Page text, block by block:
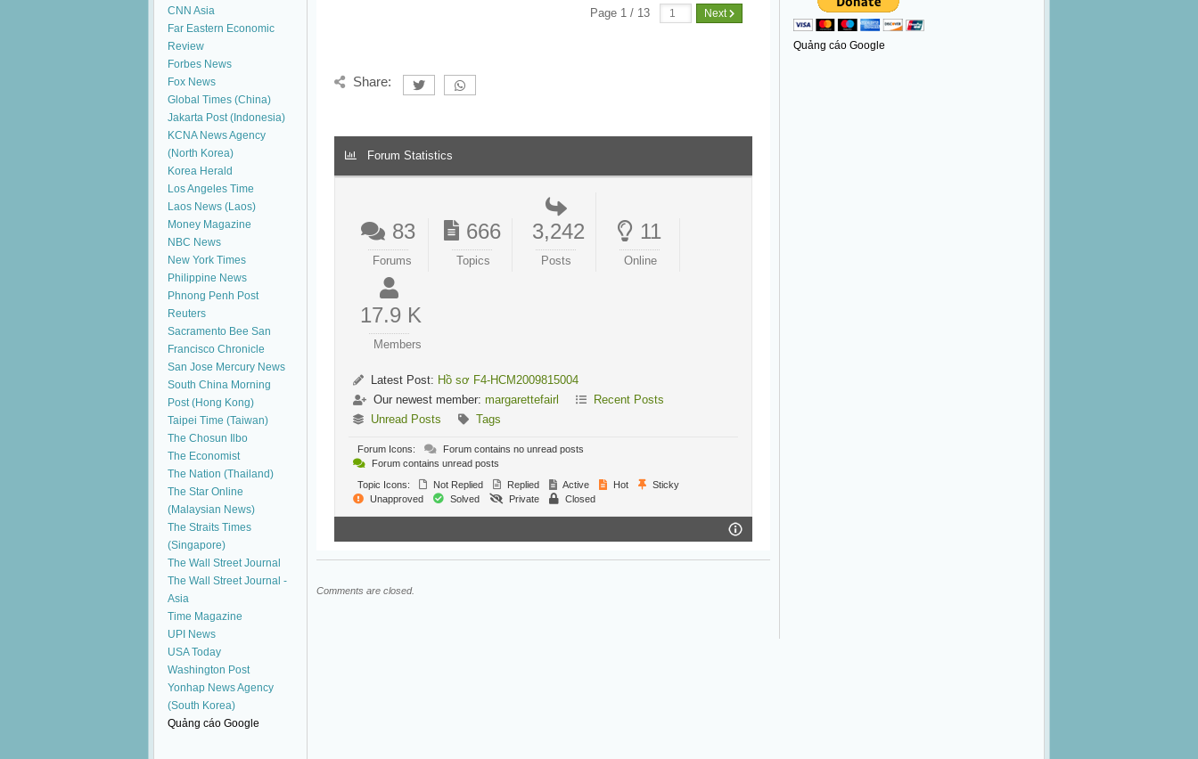
CNN Asia
Far Eastern Economic
Review
Forbes News
Fox News
Global Times (China)
Jakarta Post (Indonesia)
KCNA News Agency
(North Korea)
Korea Herald
Los Angeles Time
Laos News (Laos)
Money Magazine
NBC News
New York Times
Philippine News
Phnong Penh Post
Reuters
Sacramento Bee San
Francisco Chronicle
San Jose Mercury News
South China Morning
Post (Hong Kong)
Taipei Time (Taiwan)
The Chosun Ilbo
The Economist
The Nation (Thailand)
The Star Online
(Malaysian News)
The Straits Times
(Singapore)
The Wall Street Journal
The Wall Street Journal -
Asia
Time Magazine
UPI News
USA Today
Washington Post
Yonhap News Agency
(South Korea)
Quảng cáo Google
Page 1 / 13 Next
Share:
Forum Statistics
83
Forums
666
Topics
3,242
Posts
11
Online
17.9 K
Members
Latest Post: Hồ sơ F4-HCM2009815004
Our newest member: margarettefairl
Recent Posts
Unread Posts
Tags
Forum Icons:
Forum contains no unread posts
Forum contains unread posts
Topic Icons:
Not Replied Replied Active Hot
Sticky
Unapproved
Solved Private Closed
Comments are closed.
Quảng cáo Google